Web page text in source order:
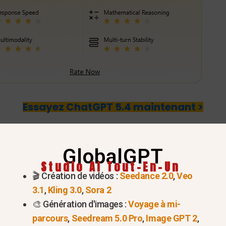
Essayez ChatGPT 5.4 maintenant >
éditeurs de photos
par IA en 2026 n'est plus un logiciel unique et
Adobe Photoshopreste le meilleur choix pour la
tout-en-un telles que
constituent
toute transparence.
GlobalGPT
Studio AI Tout-En-Un
🎬 Création de vidéos : Seedance 2.0,Veo
3.1,Kling 3.0,Sora 2
🎨 Génération d'images :Voyage à mi-
parcours, Seedream 5.0 Pro,Image GPT 2,